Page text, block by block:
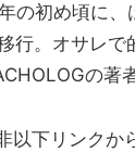
の初め頃に、
行。オサレで
の著
以下リンクか